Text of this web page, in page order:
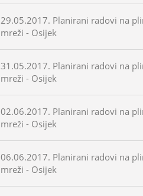
29.05.2017. Planirani radovi na
mreži - Osijek
31.05.2017. Planirani radovi na
mreži - Osijek
02.06.2017. Planirani radovi na
mreži - Osijek
06.06.2017. Planirani radovi na
mreži - Osijek